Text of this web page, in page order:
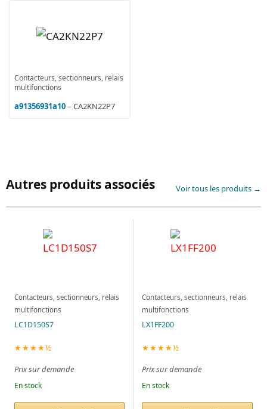
Contacteurs, sectionneurs, relais
multifonctions
a91356931a10– CA2KN22P7
Autres produits associés Voir tous les produits →
Contacteurs, sectionneurs, relais
multifonctions
LC1D150S7
★★★★½
Prix sur demande
En stock
Contacteurs, sectionneurs, relais
multifonctions
LX1FF200
★★★★½
Prix sur demande
En stock